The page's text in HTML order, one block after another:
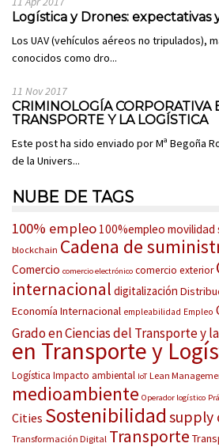
Logística y Drones: expectativas
Los UAV (vehículos aéreos no tripulados),
conocidos como dro...
11 Nov 2017
CRIMINOLOGÍA CORPORATIVA
TRANSPORTE Y LA LOGÍSTICA
Este post ha sido enviado por Mª Begoña
de la Univers...
NUBE DE TAGS
100% empleo 100%empleo
blockchain Cadena de
Comercio comercio electrónico comercio exterior
internacional digitalización
Economía Internacional empleabilidad Empleo
Grado en Ciencias del Transporte y
en Transporte y
Logística Impacto ambiental IoT Lean
medioambiente Operador logístico
Cities Sostenibilidad supply
Transformación Digital Transporte